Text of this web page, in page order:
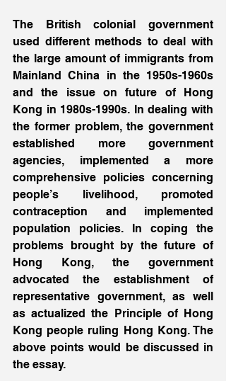
The British colonial government
used different methods to deal with
the large amount of immigrants from
Mainland China in the 1950s-1960s
and the issue on future of Hong
Kong in 1980s-1990s. In dealing with
the former problem, the government
established more government
agencies, implemented a more
comprehensive policies concerning
people’s livelihood, promoted
contraception and implemented
population policies. In coping the
problems brought by the future of
Hong Kong, the government
advocated the establishment of
representative government, as well
as actualized the Principle of Hong
Kong people ruling Hong Kong. The
above points would be discussed in
the essay.